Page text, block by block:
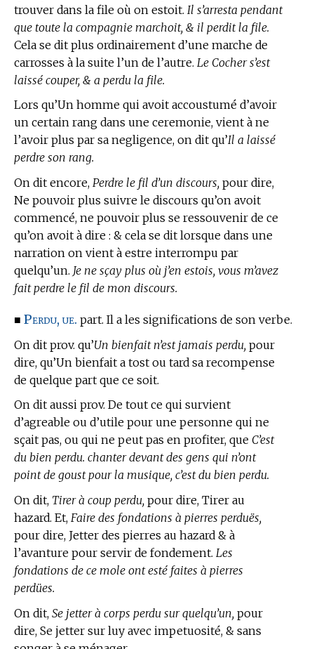
trouver dans la file où on estoit. Il s’arresta pendant
que toute la compagnie marchoit, & il perdit la file.
Cela se dit plus ordinairement d’une marche de
carrosses à la suite l’un de l’autre. Le Cocher s’est
laissé couper, & a perdu la file.
Lors qu’Un homme qui avoit accoustumé d’avoir
un certain rang dans une ceremonie, vient à ne
l’avoir plus par sa negligence, on dit qu’Il a laissé
perdre son rang.
On dit encore, Perdre le fil d’un discours, pour dire,
Ne pouvoir plus suivre le discours qu’on avoit
commencé, ne pouvoir plus se ressouvenir de ce
qu’on avoit à dire : & cela se dit lorsque dans une
narration on vient à estre interrompu par
quelqu’un. Je ne sçay plus où j’en estois, vous m’avez
fait perdre le fil de mon discours.
■ Perdu, ue. part. Il a les significations de son verbe.
On dit prov. qu’Un bienfait n’est jamais perdu, pour
dire, qu’Un bienfait a tost ou tard sa recompense
de quelque part que ce soit.
On dit aussi prov. De tout ce qui survient
d’agreable ou d’utile pour une personne qui ne
sçait pas, ou qui ne peut pas en profiter, que C’est
du bien perdu. chanter devant des gens qui n’ont
point de goust pour la musique, c’est du bien perdu.
On dit, Tirer à coup perdu, pour dire, Tirer au
hazard. Et, Faire des fondations à pierres perduës,
pour dire, Jetter des pierres au hazard & à
l’avanture pour servir de fondement. Les
fondations de ce mole ont esté faites à pierres
perdües.
On dit, Se jetter à corps perdu sur quelqu’un, pour
dire, Se jetter sur luy avec impetuosité, & sans